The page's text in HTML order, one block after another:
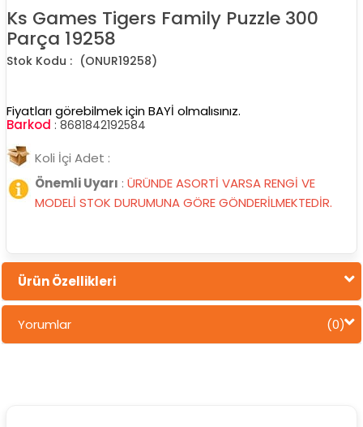
Ks Games Tigers Family Puzzle 300
Parça 19258
(ONUR19258)
Fiyatları görebilmek için BAYİ olmalısınız.
Barkod : 8681842192584
Koli İçi Adet :
Önemli Uyarı : ÜRÜNDE ASORTİ VARSA RENGİ VE
MODELİ STOK DURUMUNA GÖRE GÖNDERİLMEKTEDİR.
Ürün Özellikleri
Yorumlar (0)